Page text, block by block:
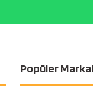
Popüler